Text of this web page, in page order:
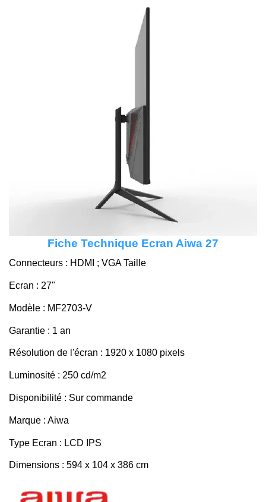
Fiche Technique Ecran Aiwa 27
Connecteurs : HDMI ; VGA Taille
Ecran : 27"
Modèle : MF2703-V
Garantie : 1 an
Résolution de l'écran : 1920 x 1080 pixels
Luminosité : 250 cd/m2
Disponibilité : Sur commande
Marque : Aiwa
Type Ecran : LCD IPS
Dimensions : 594 x 104 x 386 cm